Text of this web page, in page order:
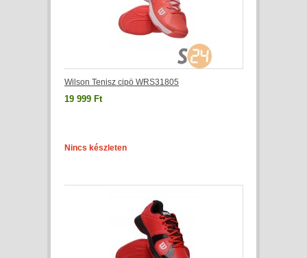
Wilson Tenisz cipö WRS31805
19 999 Ft
Nincs készleten